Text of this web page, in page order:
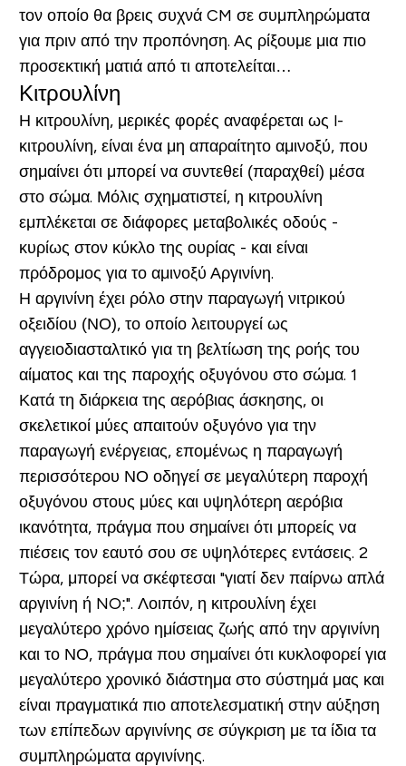
τον οποίο θα βρεις συχνά CM σε συμπληρώματα
για πριν από την προπόνηση. Ας ρίξουμε μια πιο
προσεκτική ματιά από τι αποτελείται…
Κιτρουλίνη
Η κιτρουλίνη, μερικές φορές αναφέρεται ως l-
κιτρουλίνη, είναι ένα μη απαραίτητο αμινοξύ, που
σημαίνει ότι μπορεί να συντεθεί (παραχθεί) μέσα
στο σώμα. Μόλις σχηματιστεί, η κιτρουλίνη
εμπλέκεται σε διάφορες μεταβολικές οδούς -
κυρίως στον κύκλο της ουρίας - και είναι
πρόδρομος για το αμινοξύ Αργινίνη.
Η αργινίνη έχει ρόλο στην παραγωγή νιτρικού
οξειδίου (ΝΟ), το οποίο λειτουργεί ως
αγγειοδιασταλτικό για τη βελτίωση της ροής του
αίματος και της παροχής οξυγόνου στο σώμα. 1
Κατά τη διάρκεια της αερόβιας άσκησης, οι
σκελετικοί μύες απαιτούν οξυγόνο για την
παραγωγή ενέργειας, επομένως η παραγωγή
περισσότερου ΝΟ οδηγεί σε μεγαλύτερη παροχή
οξυγόνου στους μύες και υψηλότερη αερόβια
ικανότητα, πράγμα που σημαίνει ότι μπορείς να
πιέσεις τον εαυτό σου σε υψηλότερες εντάσεις. 2
Τώρα, μπορεί να σκέφτεσαι "γιατί δεν παίρνω απλά
αργινίνη ή NO;". Λοιπόν, η κιτρουλίνη έχει
μεγαλύτερο χρόνο ημίσειας ζωής από την αργινίνη
και το ΝΟ, πράγμα που σημαίνει ότι κυκλοφορεί για
μεγαλύτερο χρονικό διάστημα στο σύστημά μας και
είναι πραγματικά πιο αποτελεσματική στην αύξηση
των επίπεδων αργινίνης σε σύγκριση με τα ίδια τα
συμπληρώματα αργινίνης.